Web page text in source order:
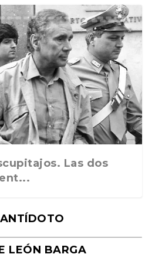
Alejan...
subl...
circo...
Tour. ...
la hist...
Las dos
LEÓN BARGA